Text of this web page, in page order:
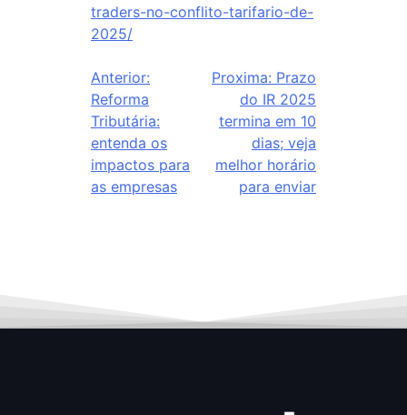
traders-no-conflito-tarifario-de-
2025/
Anterior:
Reforma
Tributária:
entenda os
impactos para
as empresas
Proxima: Prazo
do IR 2025
termina em 10
dias; veja
melhor horário
para enviar